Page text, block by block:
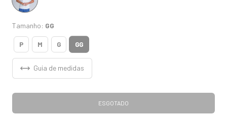
Tamanho: GG
P M G GG
Guia de medidas